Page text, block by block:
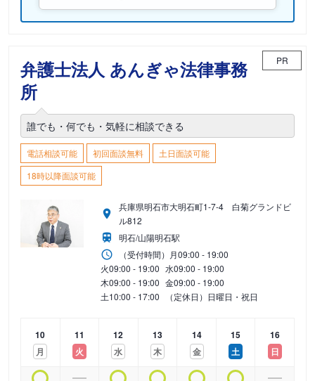
弁護士法人 あんぎゃ法律事務
所
PR
誰でも・何でも・気軽に相談できる
電話相談可能 初回面談無料
土日面談可能
18時以降面談可能
兵庫県明石市大明石町1-7-4 白菊グランドビ
ル812
明石/山陽明石駅
（受付時間） 月09:00 - 19:00
火09:00 - 19:00 水09:00 - 19:00
木09:00 - 19:00 金09:00 - 19:00
土10:00 - 17:00 （定休日）日曜日・祝日
10
月
11
火
12
水
13
木
14
金
15
土
16
日